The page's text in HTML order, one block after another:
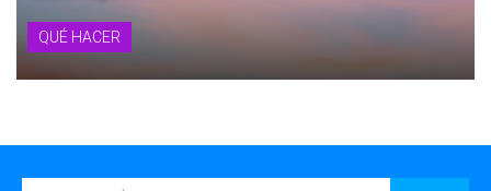
QUÉ HACER